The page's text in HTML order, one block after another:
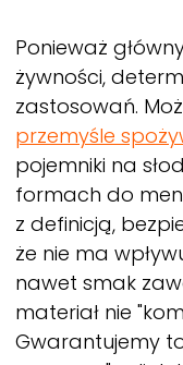
Ponieważ
żywności,
zastosowań.
przemyśle
pojemniki na
formach do
z definicją,
że nie ma
nawet smak
materiał nie
Gwarantujemy